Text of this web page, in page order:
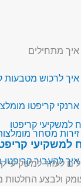
איך מתחילים
איך לרכוש מטבעות
ארנקי קריפטו
זירות מסחר
איך להעביר קריפטו
לעזור למשקיעי
ולבצע